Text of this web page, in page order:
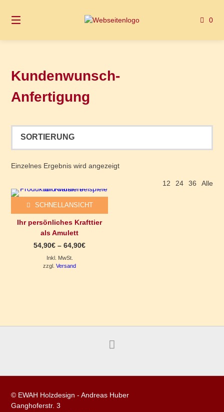
zum
0
Kundenwunsch-
Anfertigung
Einzelnes Ergebnis wird angezeigt
12 24 36 Alle
Dieses Produkt weist mehrere Varianten auf. Die Optionen können auf der Produktseite gewählt werden
SCHNELLANSICHT
Ihr persönliches Krafttier
als Amulett
54,90€ –64,90€Preisspanne:
Inkl. MwSt.
zzgl.Versand
© EWAH Holzdesign - Andreas Huber
Ganghoferstr. 3